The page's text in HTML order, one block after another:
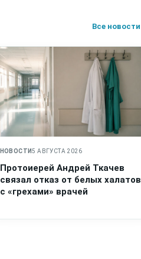
Все новости
НОВОСТИ5 АВГУСТА 2026
Протоиерей Андрей Ткачев
связал отказ от белых халатов
с «грехами» врачей